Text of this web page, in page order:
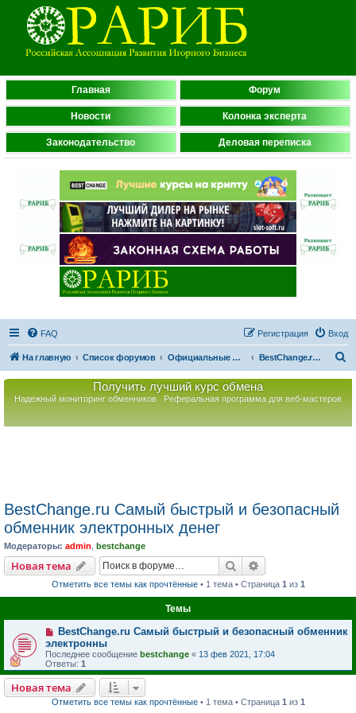
Главная Форум
Новости Колонка эксперта
Законодательство Деловая переписка
FAQ Вход
Регистрация
На главную Список форумов Официальные Форумы Партнёров РАРИБ BestChange.ru Самый быстрый и безопасный обменник электронных денег
Получить лучший курс обмена
Надежный мониторинг обменников Реферальная программа для веб-мастеров
BestChange.ru Самый быстрый и безопасный
обменник электронных денег
Модераторы: admin bestchange
Новая тема Поиск
Отметить все темы как прочтённые• 1 тема • Страница 1 из 1
Темы
BestChange.ru Самый быстрый и безопасный обменник
электронны
Последнее сообщение bestchange « 13 фев 2021, 17:04
Ответы: 1
Новая тема
Отметить все темы как прочтённые• 1 тема • Страница 1 из 1